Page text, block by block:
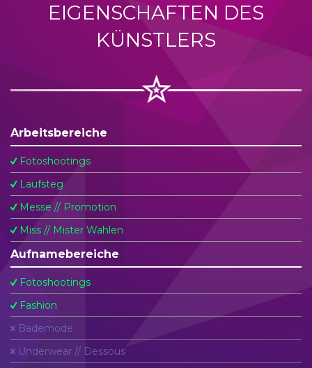
EIGENSCHAFTEN DES
KÜNSTLERS
Arbeitsbereiche
Fotoshootings
Laufsteg
Messe // Promotion
Miss // Mister Wahlen
Aufnamebereiche
Fotoshootings
Fashion
Bademode
Underwear // Dessous